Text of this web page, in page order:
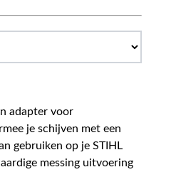
adapter voor
je schijven met een
gebruiken op je STIHL
messing uitvoering